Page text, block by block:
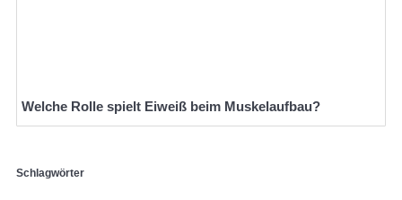
Welche Rolle spielt Eiweiß beim Muskelaufbau?
Schlagwörter